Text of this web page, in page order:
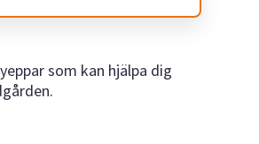
som kan hjälpa dig